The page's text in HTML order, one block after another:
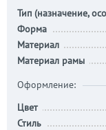
Тип (назначение,
Форма
Материал
Материал рамы
Оформление:
Цвет
Стиль